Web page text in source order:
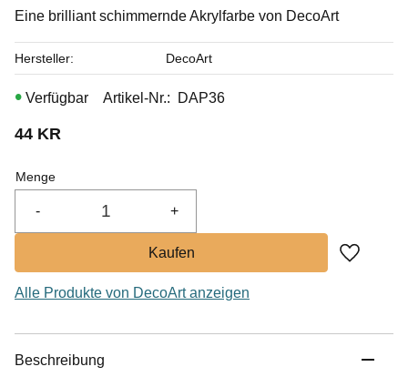
Eine brilliant schimmernde Akrylfarbe von DecoArt
44 KR
Menge
+
-
Zu
Artikel-Nr. DAP36
Hersteller DecoArt
Alle Produkte von DecoArt anzeigen
Beschreibung